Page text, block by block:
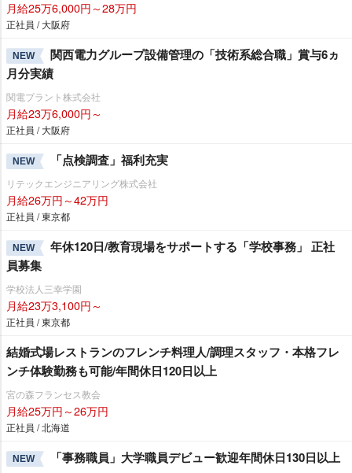
月給25万6,000円～28万円
正社員 / 大阪府
NEW
関西電力グループ設備管理の「技術系総合職」賞与6ヵ
月分実績
関電プラント株式会社
月給23万6,000円～
正社員 / 大阪府
NEW 「点検調査」福利充実
リテックエンジニアリング株式会社
月給26万円～42万円
正社員 / 東京都
NEW
年休120日/教育現場をサポートする「学校事務」 正社
員募集
学校法人三幸学園
月給23万3,100円～
正社員 / 東京都
結婚式場レストランのフレンチ料理人/調理スタッフ・本格フレ
ンチ体験勤務も可能/年間休日120日以上
宮の森フランセス教会
月給25万円～26万円
正社員 / 北海道
NEW 「事務職員」大学職員デビュー歓迎年間休日130日以上